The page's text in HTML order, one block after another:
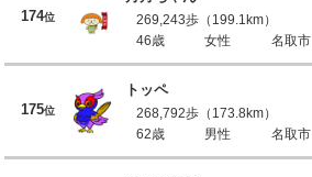
174位
269,243歩（199.1km）
46歳
女性 名取市
175位
トッペ
268,792歩（173.8km）
62歳
男性 名取市